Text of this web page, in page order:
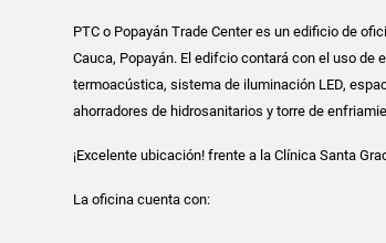
PTC o Popayán Trade Center es un edificio de
Cauca, Popayán. El edifcio contará con el uso
termoacústica, sistema de iluminación LED,
ahorradores de hidrosanitarios y torre de
¡Excelente ubicación! frente a la Clínica Santa
La oficina cuenta con: